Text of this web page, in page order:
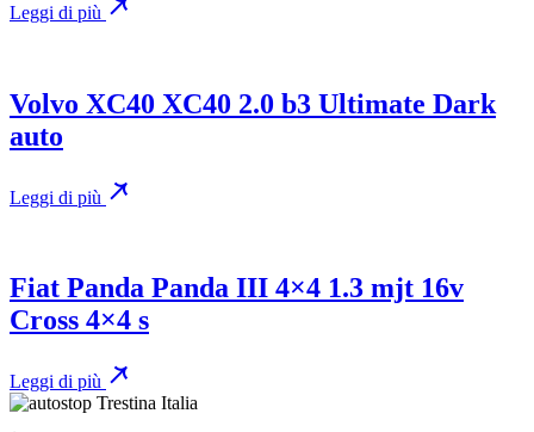
Leggi di più
Volvo XC40 XC40 2.0 b3 Ultimate Dark
auto
Leggi di più
Fiat Panda Panda III 4×4 1.3 mjt 16v
Cross 4×4 s
Leggi di più